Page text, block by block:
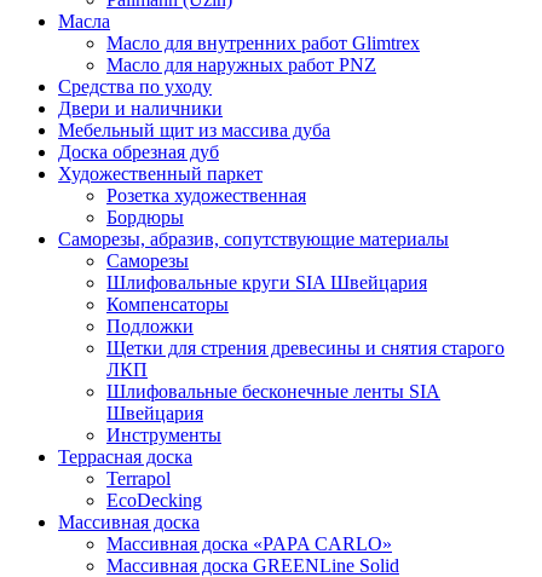
Масла
Масло для внутренних работ Glimtrex
Масло для наружных работ PNZ
Средства по уходу
Двери и наличники
Мебельный щит из массива дуба
Доска обрезная дуб
Художественный паркет
Розетка художественная
Бордюры
Саморезы, абразив, сопутствующие материалы
Саморезы
Шлифовальные круги SIA Швейцария
Компенсаторы
Подложки
Щетки для стрения древесины и снятия старого
ЛКП
Шлифовальные бесконечные ленты SIA
Швейцария
Инструменты
Террасная доска
Terrapol
EcoDecking
Массивная доска
Массивная доска «PAPA CARLO»
Массивная доска GREENLine Solid